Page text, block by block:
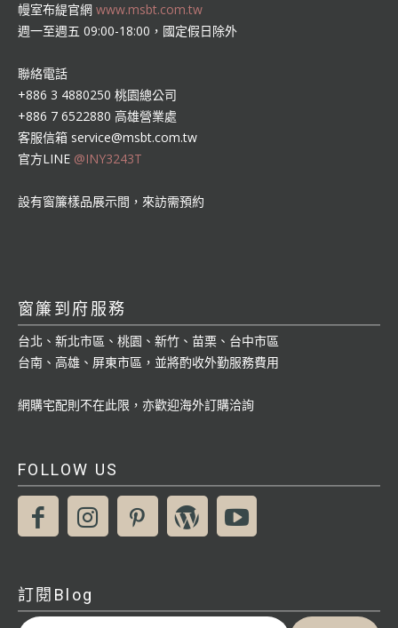
幔室布緹官網 www.msbt.com.tw
週一至週五 09:00-18:00，國定假日除外
聯絡電話
+886 3 4880250 桃園總公司
+886 7 6522880 高雄營業處
客服信箱 service@msbt.com.tw
官方LINE @INY3243T
設有窗簾樣品展示間，來訪需預約
窗簾到府服務
台北、新北市區、桃園、新竹、苗栗、台中市區
台南、高雄、屏東市區，並將酌收外勤服務費用
網購宅配則不在此限，亦歡迎海外訂購洽詢
FOLLOW US
訂閱Blog
輸入你的電子郵件地址…